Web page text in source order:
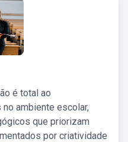
é total ao
ambiente escolar,
que priorizam
por criatividade